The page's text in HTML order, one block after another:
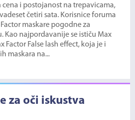
i postojanost na trepavicama,
četiri sata. Korisnice foruma
maskare pogodne za
Kao najpordavanije se ističu Max
Factor False lash effect, koja je i
maskara na...
za oči iskustva